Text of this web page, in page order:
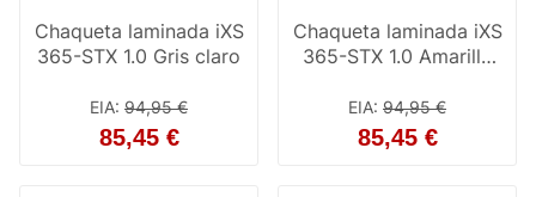
Chaqueta laminada iXS
365-STX 1.0 Gris claro
EIA: 94,95 €
85,45 €
Chaqueta laminada iXS
365-STX 1.0 Amarillo
EIA: 94,95 €
85,45 €